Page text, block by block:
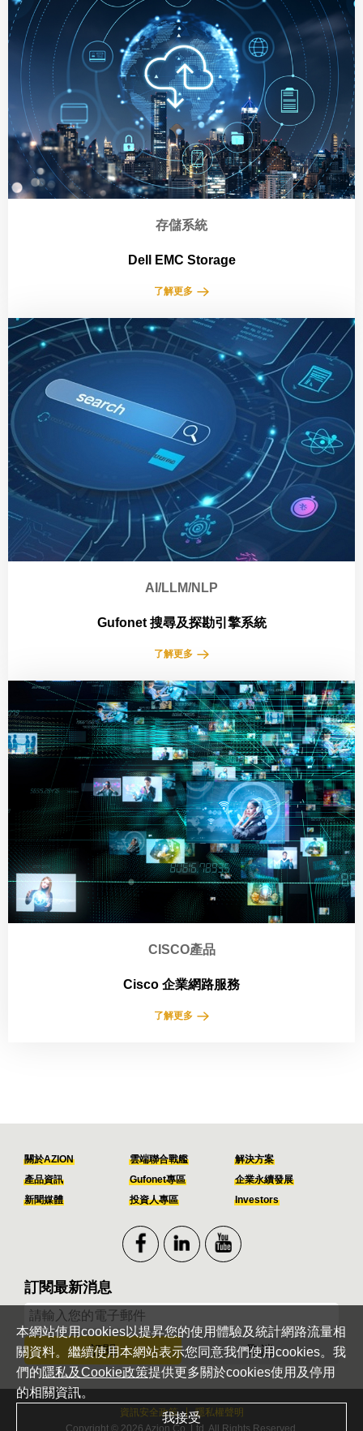
存儲系統
Dell EMC Storage
了解更多
AI/LLM/NLP
Gufonet 搜尋及探勘引擎系統
了解更多
CISCO產品
Cisco 企業網路服務
了解更多
關於AZION 雲端聯合戰艦
解決方案
產品資訊
Gufonet專區
企業永續發展
新聞媒體
投資人專區 Investors
訂閱最新消息
訂閱 取消
資訊安全政策
隱私權聲明
本網站使用cookies以提昇您的使用體驗及統計網路流量相
關資料。繼續使用本網站表示您同意我們使用cookies。我
們的隱私及Cookie政策提供更多關於cookies使用及停用
的相關資訊。
我接受